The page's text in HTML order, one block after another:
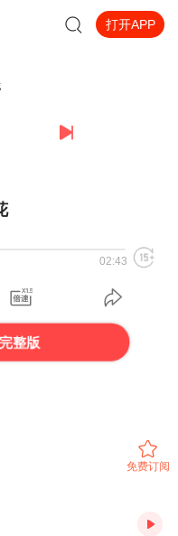
打开APP
02:43
整版
免费订阅